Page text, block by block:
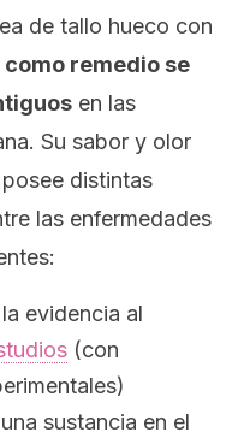
de tallo hueco con
como remedio se
en las
Su sabor y olor
distintas
las enfermedades
evidencia al
(con
sustancia en el